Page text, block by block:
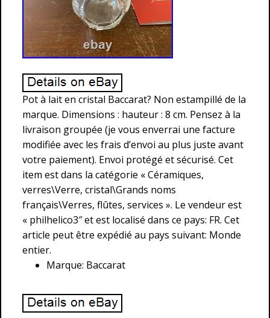
Pot à lait en cristal Baccarat? Non estampillé de la
marque. Dimensions : hauteur : 8 cm. Pensez à la
livraison groupée (je vous enverrai une facture
modifiée avec les frais d’envoi au plus juste avant
votre paiement). Envoi protégé et sécurisé. Cet
item est dans la catégorie « Céramiques,
verres\Verre, cristal\Grands noms
français\Verres, flûtes, services ». Le vendeur est
« philhelico3″ et est localisé dans ce pays: FR. Cet
article peut être expédié au pays suivant: Monde
entier.
Marque: Baccarat